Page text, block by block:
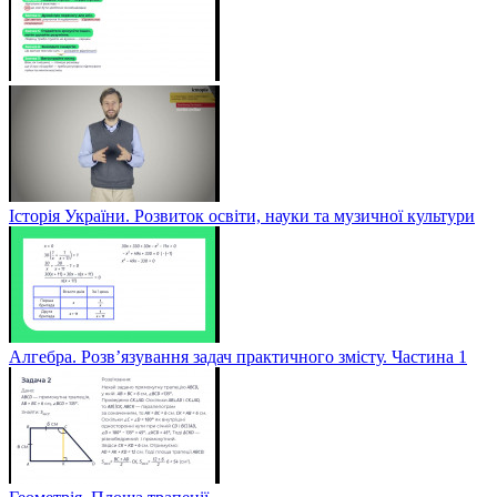
Історія України. Розвиток освіти, науки та музичної культури
Алгебра. Розв’язування задач практичного змісту. Частина 1